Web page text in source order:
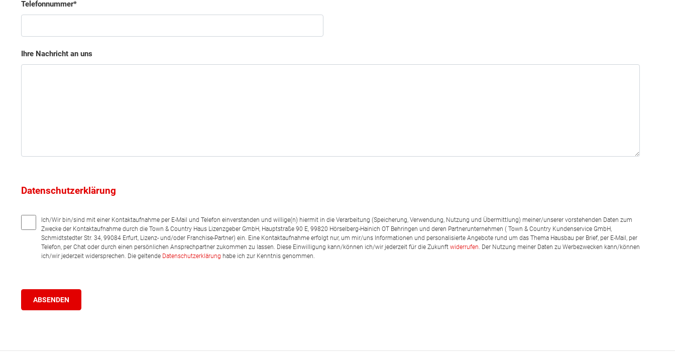
Telefonnummer
Ihre Nachricht an uns
Datenschutzerklärung
Ich/Wir bin/sind mit einer Kontaktaufnahme per E-Mail und Telefon einverstanden und willige(n) hiermit in die Verarbeitung (Speicherung, Verwendung, Nutzung und Übermittlung) meiner/unserer vorstehenden Daten zum
Zwecke der Kontaktaufnahme durch die Town & Country Haus Lizenzgeber GmbH, Hauptstraße 90 E, 99820 Hörselberg-Hainich OT Behringen und deren Partnerunternehmen ( Town & Country Kundenservice GmbH,
Schmidtstedter Str. 34, 99084 Erfurt, Lizenz- und/oder Franchise-Partner) ein. Eine Kontaktaufnahme erfolgt nur, um mir/uns Informationen und personalisierte Angebote rund um das Thema Hausbau per Brief, per E-Mail, per
Telefon, per Chat oder durch einen persönlichen Ansprechpartner zukommen zu lassen. Diese Einwilligung kann/können ich/wir jederzeit für die Zukunft widerrufen . Der Nutzung meiner Daten zu Werbezwecken kann/können
ich/wir jederzeit widersprechen. Die geltende Datenschutzerklärung habe ich zur Kenntnis genommen.